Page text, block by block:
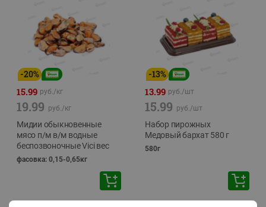
-20%
15.99 руб./кг
19.99 руб./кг
Мидии обыкновенные
мясо п/м в/м водные
беспозвоночные Vici вес
фасовка: 0,15-0,65кг
-13%
13.99 руб./шт
15.99 руб./шт
Набор пирожных
Медовый бархат 580 г
580г